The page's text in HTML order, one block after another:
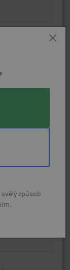
způsob